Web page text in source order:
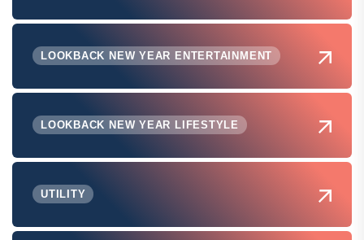
LOOKBACK NEW YEAR ENTERTAINMENT
LOOKBACK NEW YEAR LIFESTYLE
UTILITY